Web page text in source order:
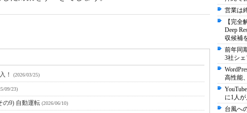
！ (2026/03/25)
09/23)
の9) 自動運転 (2026/06/10)
営業は
【完
Deep
収候補
前年同
3社シ
高性能
に1人
台風へ